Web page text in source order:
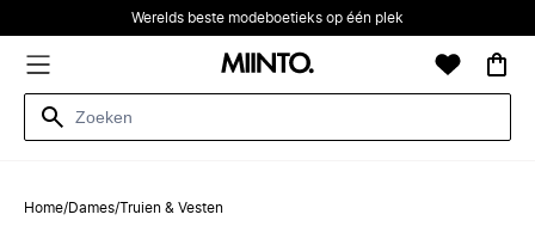
Werelds beste modeboetieks op één plek
Home/Dames/Truien & Vesten